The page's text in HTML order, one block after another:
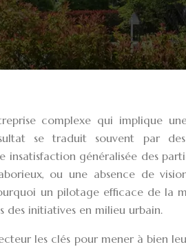
complexe qui implique
se traduit souvent par
insatisfaction généralisée des
ou une absence de
un pilotage efficace de la
des initiatives en milieu urbain.
les clés pour mener à bien